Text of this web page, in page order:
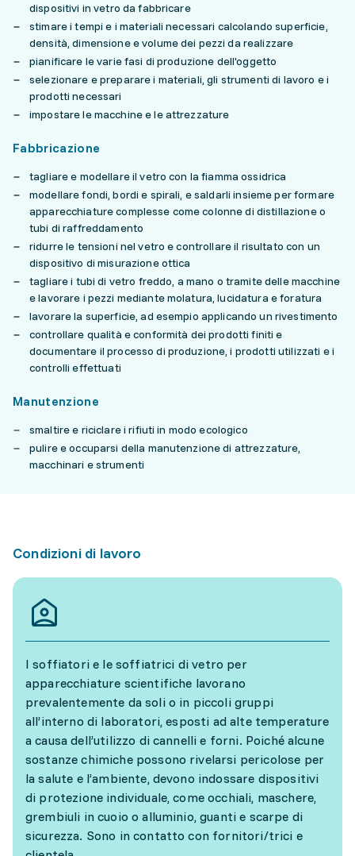
dispositivi in vetro da fabbricare
stimare i tempi e i materiali necessari calcolando superficie,
densità, dimensione e volume dei pezzi da realizzare
pianificare le varie fasi di produzione dell'oggetto
selezionare e preparare i materiali, gli strumenti di lavoro e i
prodotti necessari
impostare le macchine e le attrezzature
Fabbricazione
tagliare e modellare il vetro con la fiamma ossidrica
modellare fondi, bordi e spirali, e saldarli insieme per formare
apparecchiature complesse come colonne di distillazione o
tubi di raffreddamento
ridurre le tensioni nel vetro e controllare il risultato con un
dispositivo di misurazione ottica
tagliare i tubi di vetro freddo, a mano o tramite delle macchine
e lavorare i pezzi mediante molatura, lucidatura e foratura
lavorare la superficie, ad esempio applicando un rivestimento
controllare qualità e conformità dei prodotti finiti e
documentare il processo di produzione, i prodotti utilizzati e i
controlli effettuati
Manutenzione
smaltire e riciclare i rifiuti in modo ecologico
pulire e occuparsi della manutenzione di attrezzature,
macchinari e strumenti
Condizioni di lavoro
I soffiatori e le soffiatrici di vetro per
apparecchiature scientifiche lavorano
prevalentemente da soli o in piccoli gruppi
all’interno di laboratori, esposti ad alte temperature
a causa dell’utilizzo di cannelli e forni. Poiché alcune
sostanze chimiche possono rivelarsi pericolose per
la salute e l’ambiente, devono indossare dispositivi
di protezione individuale, come occhiali, maschere,
grembiuli in cuoio o alluminio, guanti e scarpe di
sicurezza. Sono in contatto con fornitori/trici e